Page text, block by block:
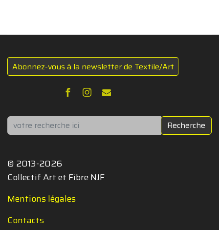
Abonnez-vous à la newsletter de Textile/Art
Rechercher Recherche
© 2013-2026
Collectif Art et Fibre NJF
Mentions légales
Contacts